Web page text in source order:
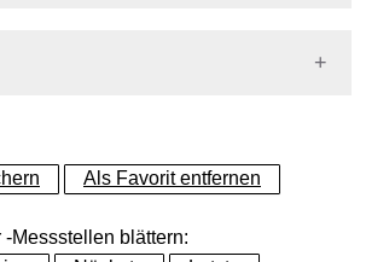
Als Favorit entfernen
Messstellen blättern: